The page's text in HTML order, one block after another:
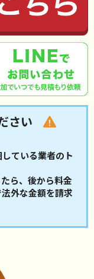
さい
ている業者のト
ら、後から料金
外な金額を請求